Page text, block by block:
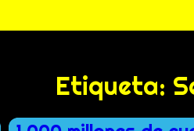
Etiqueta: